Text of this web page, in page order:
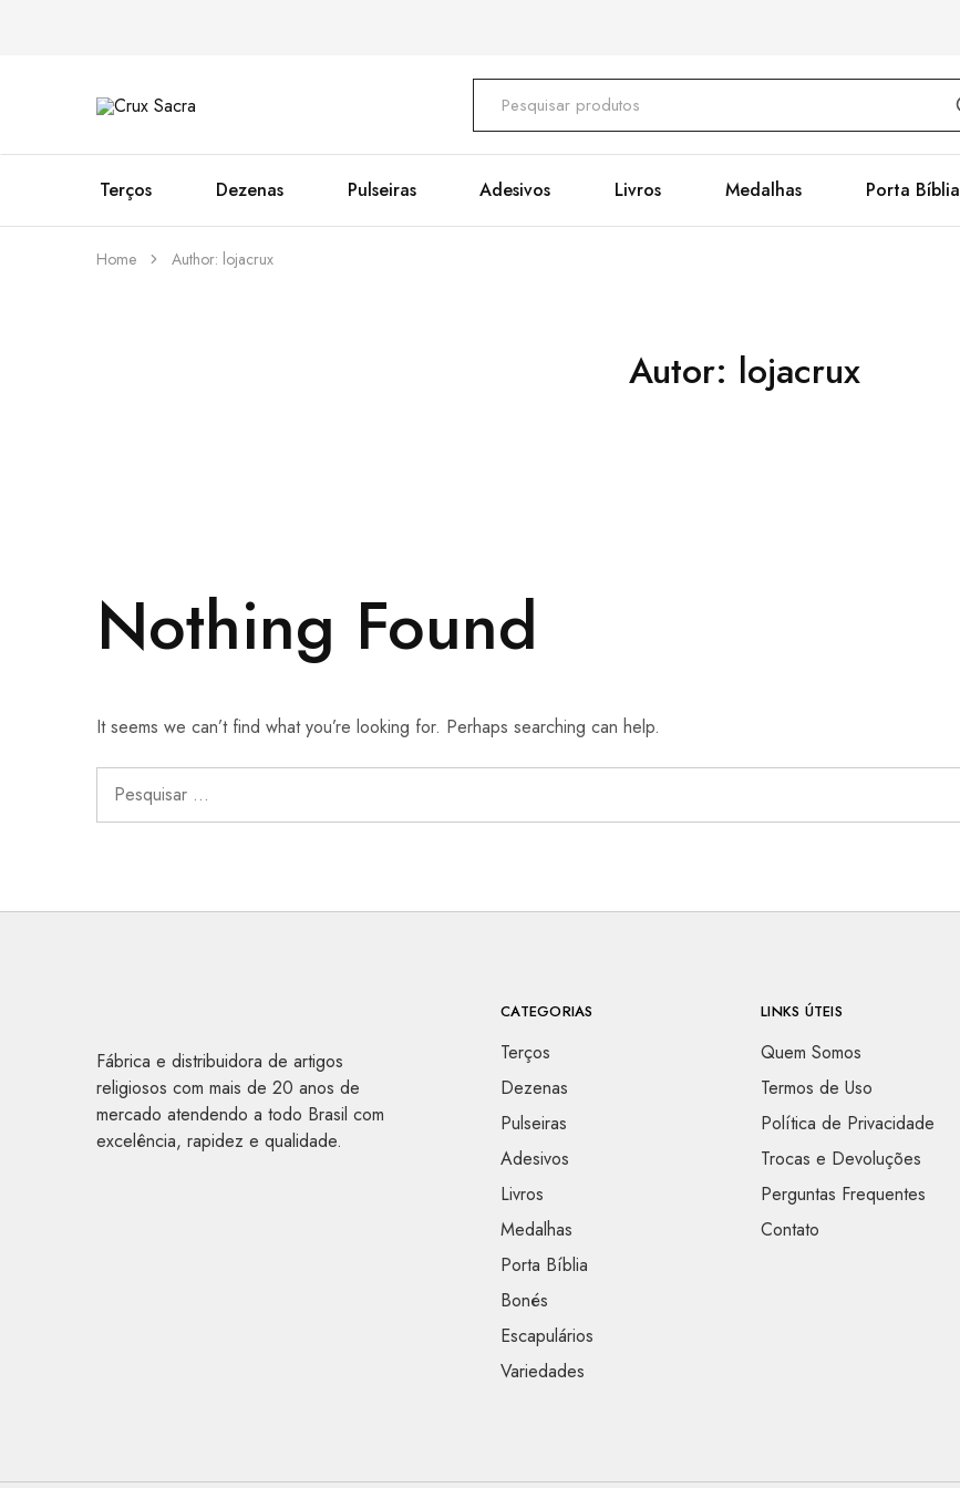
Crux
Terços Dezenas Pulseiras Adesivos Livros Medalhas Porta Bíblia
Home Author: lojacrux
Autor: lojacrux
Nothing Found
It seems we can’t find what you’re looking for. Perhaps searching can help.
Fábrica e distribuidora de artigos
religiosos com mais de 20 anos de
mercado atendendo a todo Brasil com
excelência, rapidez e qualidade.
CATEGORIAS
Terços
Dezenas
Pulseiras
Adesivos
Livros
Medalhas
Porta Bíblia
Bonés
Escapulários
Variedades
LINKS ÚTEIS
Quem Somos
Termos de Uso
Política de Privacidade
Trocas e Devoluções
Perguntas Frequentes
Contato